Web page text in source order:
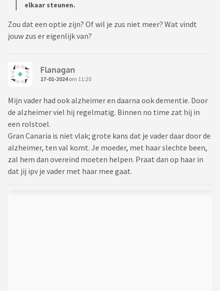
elkaar steunen.
Zou dat een optie zijn? Of wil je zus niet meer? Wat vindt
jouw zus er eigenlijk van?
Flanagan
17-01-2024om 11:20
Mijn vader had ook alzheimer en daarna ook dementie. Door
de alzheimer viel hij regelmatig. Binnen no time zat hij in
een rolstoel.
Gran Canaria is niet vlak; grote kans dat je vader daar door de
alzheimer, ten val komt. Je moeder, met haar slechte been,
zal hem dan overeind moeten helpen. Praat dan op haar in
dat jij ipv je vader met haar mee gaat.